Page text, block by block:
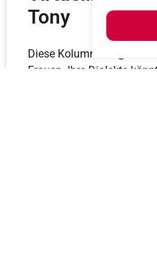
Tony
Diese Kolumne zeigt den
Frauen. Ihre Dialekte